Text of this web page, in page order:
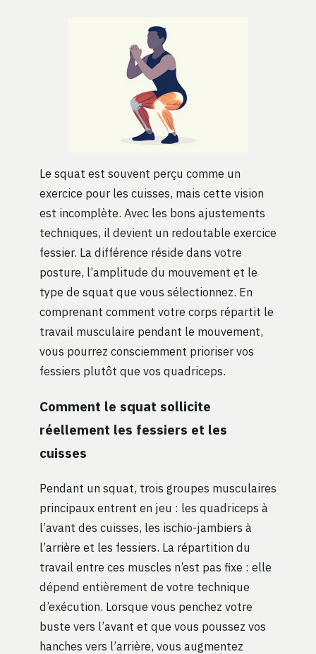
Le squat est souvent perçu comme un
exercice pour les cuisses, mais cette vision
est incomplète. Avec les bons ajustements
techniques, il devient un redoutable exercice
fessier. La différence réside dans votre
posture, l’amplitude du mouvement et le
type de squat que vous sélectionnez. En
comprenant comment votre corps répartit le
travail musculaire pendant le mouvement,
vous pourrez consciemment prioriser vos
fessiers plutôt que vos quadriceps.
Comment le squat sollicite
réellement les fessiers et les
cuisses
Pendant un squat, trois groupes musculaires
principaux entrent en jeu : les quadriceps à
l’avant des cuisses, les ischio-jambiers à
l’arrière et les fessiers. La répartition du
travail entre ces muscles n’est pas fixe : elle
dépend entièrement de votre technique
d’exécution. Lorsque vous penchez votre
buste vers l’avant et que vous poussez vos
hanches vers l’arrière, vous augmentez